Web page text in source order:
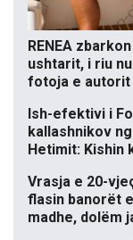
RENEA
ushtarit, i riu
fotoja e autorit
Ish-efektivi i
kallashnikov
Hetimit: Kishin
Vrasja e 20-
flasin banorët
madhe, dolëm